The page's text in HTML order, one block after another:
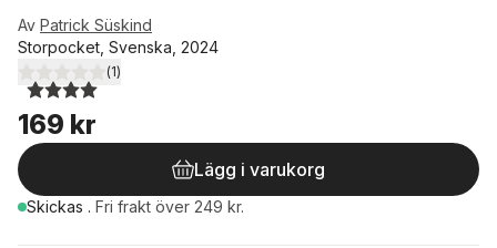
Av Patrick Süskind
Storpocket, Svenska, 2024
4,0utav 5 stjärnor. Totalt antal röster:
(1)
169 kr
Lägg i varukorg
Skickas . Fri frakt över 249 kr.